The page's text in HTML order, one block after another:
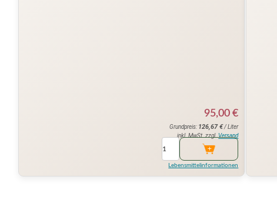
95,00€
Grundpreis: 126,67€/ Liter
inkl. MwSt. zzgl.Versand
Lebensmittelinformationen